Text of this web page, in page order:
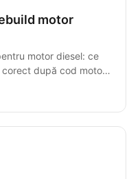
motor
motor diesel: ce
după cod motor